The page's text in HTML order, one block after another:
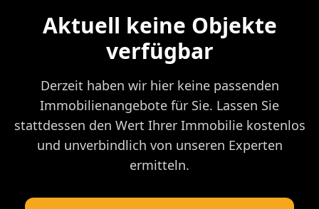
Aktuell keine Objekte
verfügbar
Derzeit haben wir hier keine passenden
Immobilienangebote für Sie. Lassen Sie
stattdessen den Wert Ihrer Immobilie kostenlos
und unverbindlich von unseren Experten
ermitteln.